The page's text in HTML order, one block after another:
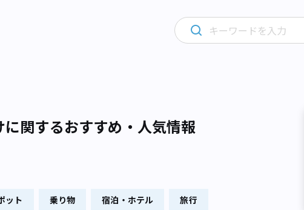
関するおすすめ・人気情報
ット 乗り物 宿泊・ホテル 旅行